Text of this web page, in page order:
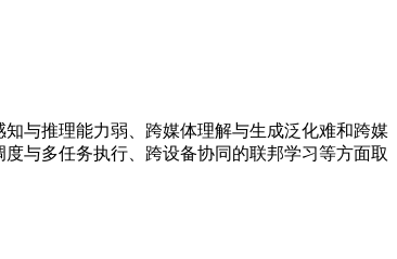
与推理能力弱、跨媒体理解与生成泛化难和跨媒
与多任务执行、跨设备协同的联邦学习等方面取